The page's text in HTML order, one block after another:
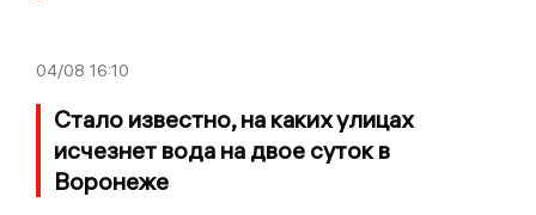
04/08 16:10
Стало известно, на каких улицах
исчезнет вода на двое суток в
Воронеже